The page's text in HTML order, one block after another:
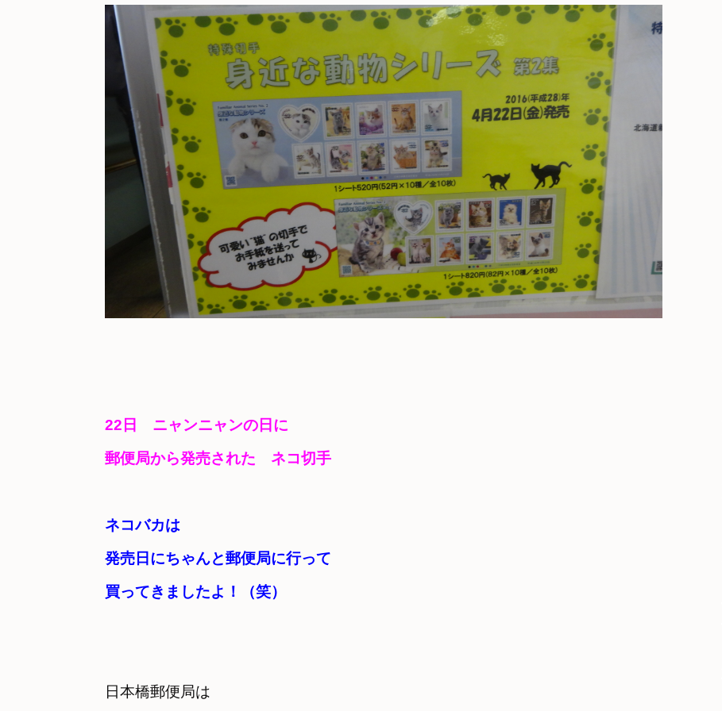
22日　ニャンニャンの日に
郵便局から発売された　ネコ切手
ネコバカは
発売日にちゃんと郵便局に行って
買ってきましたよ！（笑）
日本橋郵便局は